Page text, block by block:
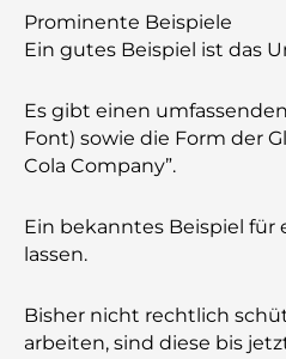
Prominente Beispiele
Ein gutes Beispiel ist das
Es gibt einen
Font) sowie die Form der
Cola Company”.
Ein bekanntes Beispiel für
lassen.
Bisher nicht rechtlich
arbeiten, sind diese bis